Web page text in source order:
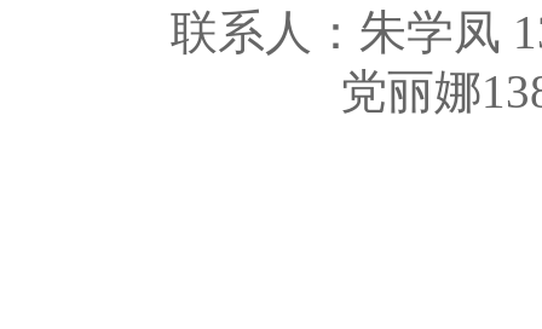
联系人：朱学凤
党丽娜